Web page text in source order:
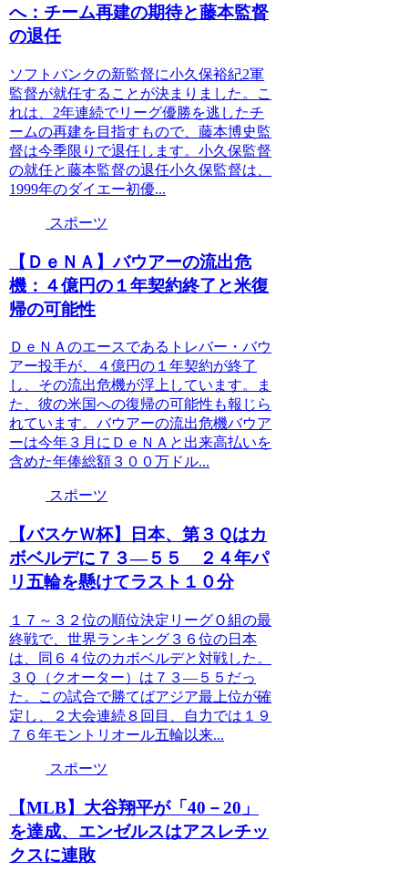
へ：チーム再建の期待と藤本監督
の退任
ソフトバンクの新監督に小久保裕紀2軍
監督が就任することが決まりました。こ
れは、2年連続でリーグ優勝を逃したチ
ームの再建を目指すもので、藤本博史監
督は今季限りで退任します。小久保監督
の就任と藤本監督の退任小久保監督は、
1999年のダイエー初優...
スポーツ
【ＤｅＮＡ】バウアーの流出危
機：４億円の１年契約終了と米復
帰の可能性
ＤｅＮＡのエースであるトレバー・バウ
アー投手が、４億円の１年契約が終了
し、その流出危機が浮上しています。ま
た、彼の米国への復帰の可能性も報じら
れています。バウアーの流出危機バウア
ーは今年３月にＤｅＮＡと出来高払いを
含めた年俸総額３００万ドル...
スポーツ
【バスケＷ杯】日本、第３Ｑはカ
ボベルデに７３―５５ ２４年パ
リ五輪を懸けてラスト１０分
１７～３２位の順位決定リーグＯ組の最
終戦で、世界ランキング３６位の日本
は、同６４位のカボベルデと対戦した。
３Ｑ（クオーター）は７３―５５だっ
た。この試合で勝てばアジア最上位が確
定し、２大会連続８回目、自力では１９
７６年モントリオール五輪以来...
スポーツ
【MLB】大谷翔平が「40－20」
を達成、エンゼルスはアスレチッ
クスに連敗